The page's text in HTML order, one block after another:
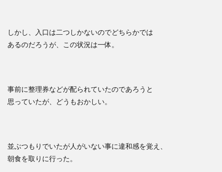
しかし、入口は二つしかないのでどちらかでは
あるのだろうが、この状況は一体。
事前に整理券などが配られていたのであろうと
思っていたが、どうもおかしい。
並ぶつもりでいたが人がいない事に違和感を覚え、
朝食を取りに行った。